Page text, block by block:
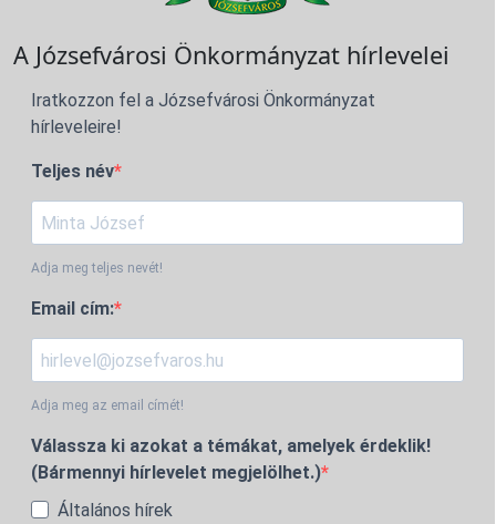
A Józsefvárosi Önkormányzat hírlevelei
Iratkozzon fel a Józsefvárosi Önkormányzat
hírleveleire!
Teljes név
Adja meg teljes nevét!
Email cím:
Adja meg az email címét!
Válassza ki azokat a témákat, amelyek érdeklik!
(Bármennyi hírlevelet megjelölhet.)
Általános hírek